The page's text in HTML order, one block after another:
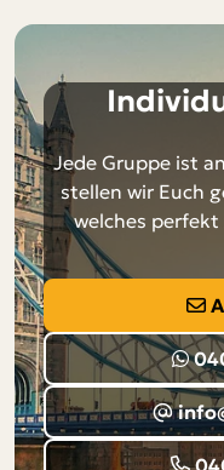
Jede Gruppe ist
stellen wir Euch
welches